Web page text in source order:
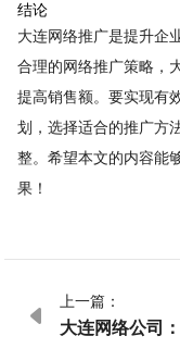
结论
大连网络推广是提升企
合理的网络推广策略，
提高销售额。要实现有
划，选择适合的推广方
整。希望本文的内容能
果！

上一篇：
大连网络公司